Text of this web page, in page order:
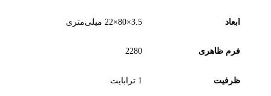
ابعاد 3.5×80×22 میلی‌متری
فرم ظاهری 2280
ظرفیت 1 ترابایت